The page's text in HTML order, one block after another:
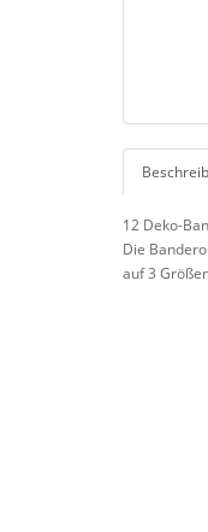
12 Deko-
Die
auf 3